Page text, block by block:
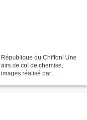
du Chiffon! Une
de col de chemise,
réalisé par